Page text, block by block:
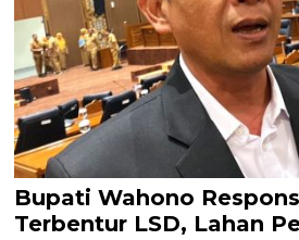
Bupati Wahono
Terbentur LSD, Lahan